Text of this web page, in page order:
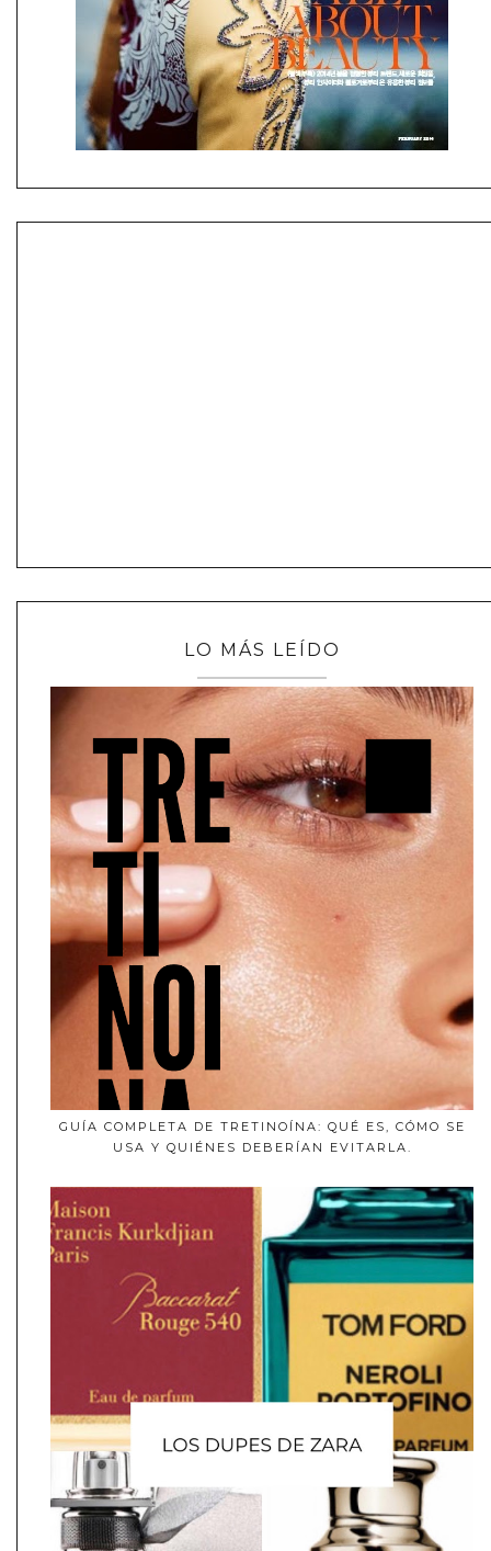
LO MÁS LEÍDO
GUÍA COMPLETA DE TRETINOÍNA: QUÉ ES, CÓMO SE
USA Y QUIÉNES DEBERÍAN EVITARLA.